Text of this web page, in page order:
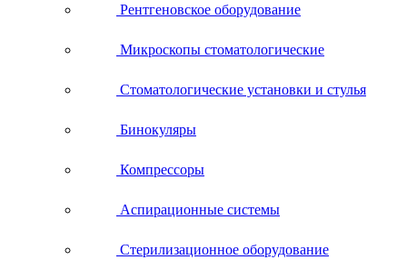
Рентгеновское оборудование
Микроскопы стоматологические
Стоматологические установки и стулья
Бинокуляры
Компрессоры
Аспирационные системы
Стерилизационное оборудование